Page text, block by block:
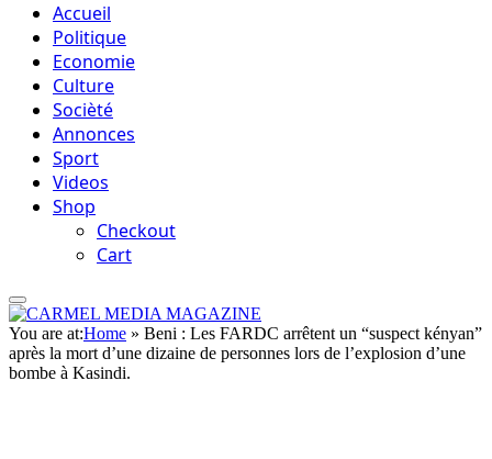
Accueil
Politique
Economie
Culture
Socièté
Annonces
Sport
Videos
Shop
Checkout
Cart
You are at:Home » Beni : Les FARDC arrêtent un “suspect kényan”
après la mort d’une dizaine de personnes lors de l’explosion d’une
bombe à Kasindi.